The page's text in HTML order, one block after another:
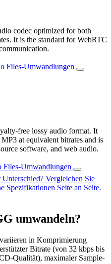
codec optimized for both
It is the standard for WebRTC
Files-Umwandlungen
free lossy audio format. It
at equivalent bitrates and is
software, and web audio.
Files-Umwandlungen
Vergleichen Sie
Spezifikationen Seite an Seite.
umwandeln?
in Komprimierung
Bitrate (von 32 kbps bis
Qualität), maximaler Sample-